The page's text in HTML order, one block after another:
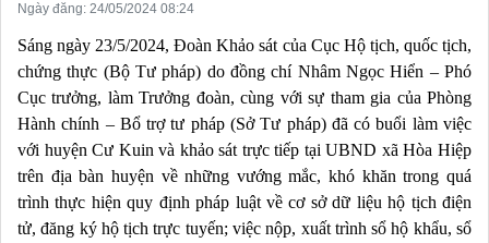
Ngày đăng: 24/05/2024 08:24
Sáng ngày 23/5/2024, Đoàn Khảo sát của Cục Hộ tịch, quốc tịch,
chứng thực (Bộ Tư pháp) do đồng chí Nhâm Ngọc Hiển – Phó
Cục trưởng, làm Trưởng đoàn, cùng với sự tham gia của Phòng
Hành chính – Bổ trợ tư pháp (Sở Tư pháp) đã có buổi làm việc
với huyện Cư Kuin và khảo sát trực tiếp tại UBND xã Hòa Hiệp
trên địa bàn huyện về những vướng mắc, khó khăn trong quá
trình thực hiện quy định pháp luật về cơ sở dữ liệu hộ tịch điện
tử, đăng ký hộ tịch trực tuyến; việc nộp, xuất trình sổ hộ khẩu, sổ